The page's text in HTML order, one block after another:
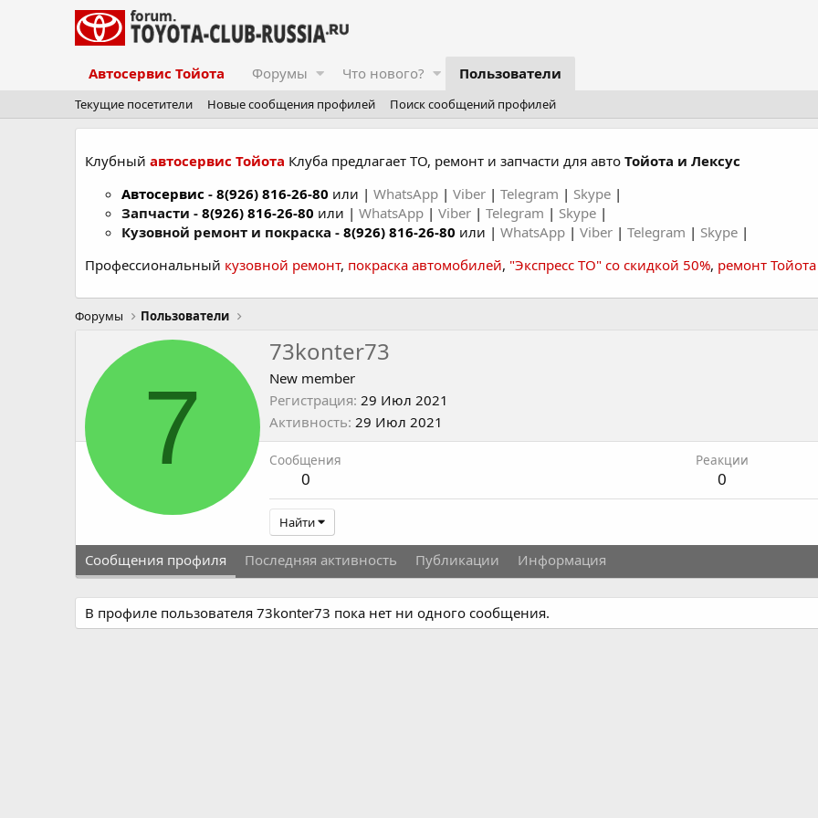
Автосервис Тойота Форумы Что нового? Пользователи
Текущие посетители Новые сообщения профилей Поиск сообщений профилей
Клубный автосервис Тойота Клуба предлагает ТО, ремонт и запчасти для авто Тойота и Лексус
Автосервис - 8(926) 816-26-80 или | WhatsApp | Viber | Telegram | Skype |
Запчасти - 8(926) 816-26-80 или | WhatsApp | Viber | Telegram | Skype |
Кузовной ремонт и покраска - 8(926) 816-26-80 или | WhatsApp | Viber | Telegram | Skype |
Профессиональный кузовной ремонт, покраска автомобилей, "Экспресс ТО" со скидкой 50%, ремонт Тойота
Форумы Пользователи
7
73konter73
New member
Регистрация 29 Июл 2021
Активность 29 Июл 2021
Сообщения
0
Реакции
0
Найти
Сообщения профиля Последняя активность Публикации Информация
В профиле пользователя 73konter73 пока нет ни одного сообщения.